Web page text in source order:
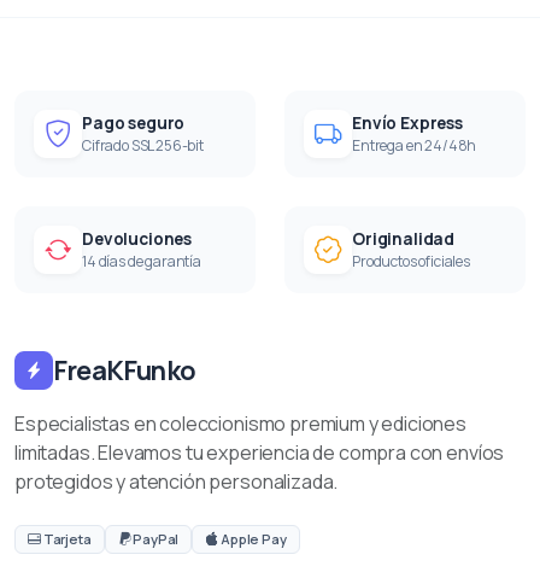
Pago seguro
Cifrado SSL 256-bit
Envío Express
Entrega en 24/48h
Devoluciones
14 días de garantía
Originalidad
Productos oficiales
FreaKFunko
Especialistas en coleccionismo premium y ediciones
limitadas. Elevamos tu experiencia de compra con envíos
protegidos y atención personalizada.
Tarjeta PayPal Apple Pay